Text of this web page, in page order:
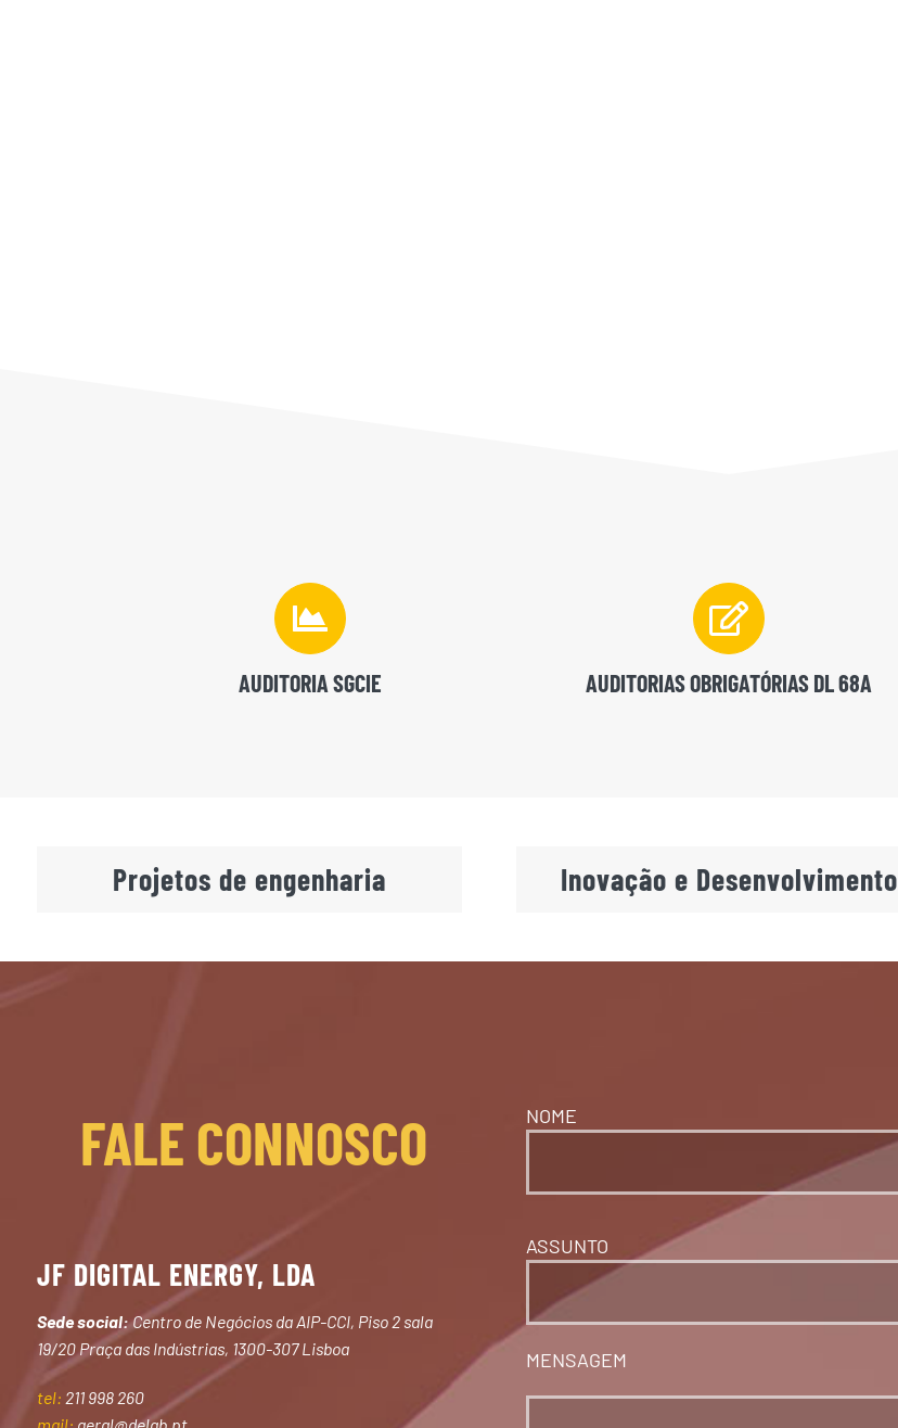
AUDITORIA SGCIE AUDITORIAS OBRIGATÓRIAS DL 68A
Projetos de engenharia Inovação e Desenvolvimento
FALE CONNOSCO
JF DIGITAL ENERGY, LDA
Sede social:Centro de Negócios da AIP-CCI, Piso 2 sala
19/20 Praça das Indústrias, 1300-307 Lisboa
tel: 211 998 260
NOME
ASSUNTO
MENSAGEM